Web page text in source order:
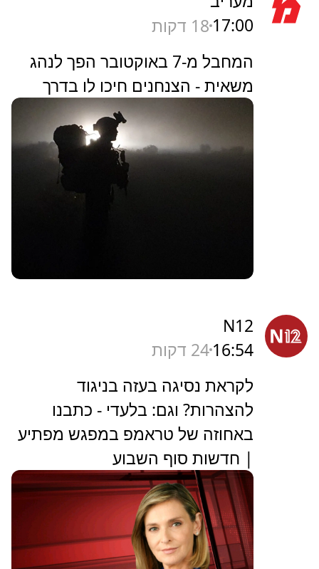
17:00 18 דקות
המחבל מ-7 באוקטובר הפך לנהג
משאית - הצנחנים חיכו לו בדרך
N12
16:5424 דקות
לקראת נסיגה בעזה בניגוד
להצהרות? וגם: בלעדי - כתבנו
באחוזה של טראמפ במפגש מפתיע
| חדשות סוף השבוע